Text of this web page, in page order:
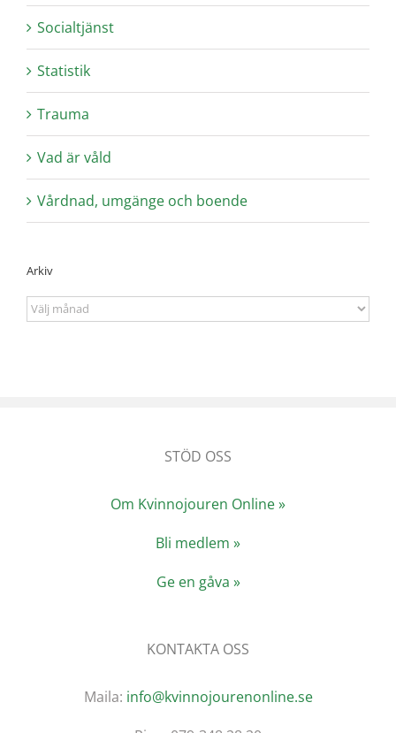
Socialtjänst
Statistik
Trauma
Vad är våld
Vårdnad, umgänge och boende
Arkiv
Arkiv
STÖD OSS
Om Kvinnojouren Online »
Bli medlem »
Ge en gåva »
KONTAKTA OSS
Maila: info@kvinnojourenonline.se